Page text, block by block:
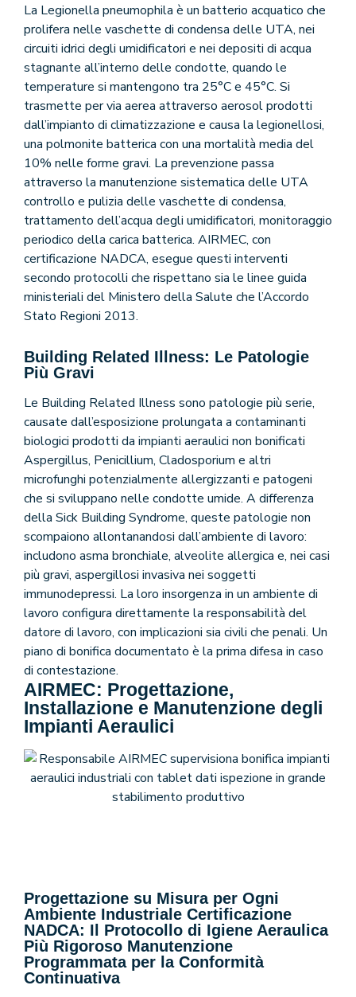
La Legionella pneumophila è un batterio acquatico che
prolifera nelle vaschette di condensa delle UTA, nei
circuiti idrici degli umidificatori e nei depositi di acqua
stagnante all’interno delle condotte, quando le
temperature si mantengono tra 25°C e 45°C. Si
trasmette per via aerea attraverso aerosol prodotti
dall’impianto di climatizzazione e causa la legionellosi,
una polmonite batterica con una mortalità media del
10% nelle forme gravi. La prevenzione passa
attraverso la manutenzione sistematica delle UTA
controllo e pulizia delle vaschette di condensa,
trattamento dell’acqua degli umidificatori, monitoraggio
periodico della carica batterica. AIRMEC, con
certificazione NADCA, esegue questi interventi
secondo protocolli che rispettano sia le linee guida
ministeriali del Ministero della Salute che l’Accordo
Stato Regioni 2013.
Building Related Illness: Le Patologie
Più Gravi
Le Building Related Illness sono patologie più serie,
causate dall’esposizione prolungata a contaminanti
biologici prodotti da impianti aeraulici non bonificati
Aspergillus, Penicillium, Cladosporium e altri
microfunghi potenzialmente allergizzanti e patogeni
che si sviluppano nelle condotte umide. A differenza
della Sick Building Syndrome, queste patologie non
scompaiono allontanandosi dall’ambiente di lavoro:
includono asma bronchiale, alveolite allergica e, nei casi
più gravi, aspergillosi invasiva nei soggetti
immunodepressi. La loro insorgenza in un ambiente di
lavoro configura direttamente la responsabilità del
datore di lavoro, con implicazioni sia civili che penali. Un
piano di bonifica documentato è la prima difesa in caso
di contestazione.
AIRMEC: Progettazione,
Installazione e Manutenzione degli
Impianti Aeraulici
Progettazione su Misura per Ogni
Ambiente Industriale Certificazione
NADCA: Il Protocollo di Igiene Aeraulica
Più Rigoroso Manutenzione
Programmata per la Conformità
Continuativa